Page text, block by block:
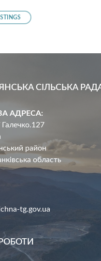
СІЛЬСЬКА
АДРЕСА:
Галечко.127
район
область
tg.gov.ua